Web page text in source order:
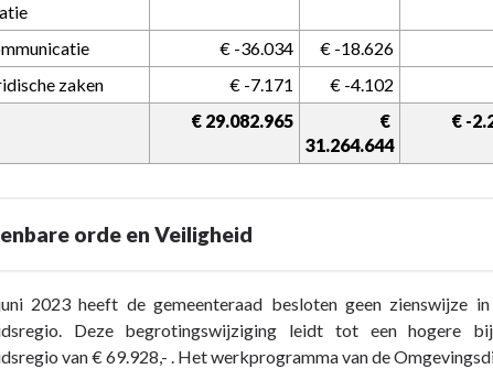
€ -36.034 € -18.626
zaken
€ -7.171 € -4.102
€ 29.082.965
31.264.644
€ -
orde en Veiligheid
2023 heeft de gemeenteraad besloten geen zienswijze
Deze begrotingswijziging leidt tot een hogere
van € 69.928,- . Het werkprogramma van de